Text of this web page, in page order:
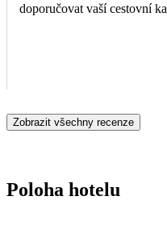
Zobrazit všechny recenze
Poloha hotelu